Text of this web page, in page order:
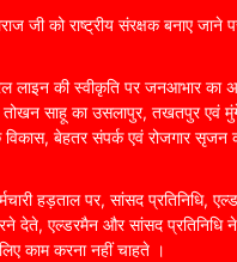
जी को राष्ट्रीय संरक्षक बनाए
लाइन की स्वीकृति पर जनआभार का
तोखन साहू का उसलापुर, तखतपुर एवं
बेहतर संपर्क एवं रोजगार सृजन
हड़ताल पर, सांसद प्रतिनिधि,
देते, एल्डरमैन और सांसद प्रतिनिधि ने
काम करना नहीं चाहते ।